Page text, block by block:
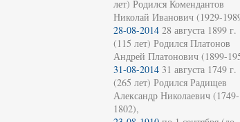
лет) Родился Комендантов
Николай Иванович (1929-
28-08-2014 28 августа 1899 г.
(115 лет) Родился Платонов
Андрей Платонович (1899-
31-08-2014 31 августа 1749 г.
(265 лет) Родился Радищев
Александр Николаевич (1749-
1802),